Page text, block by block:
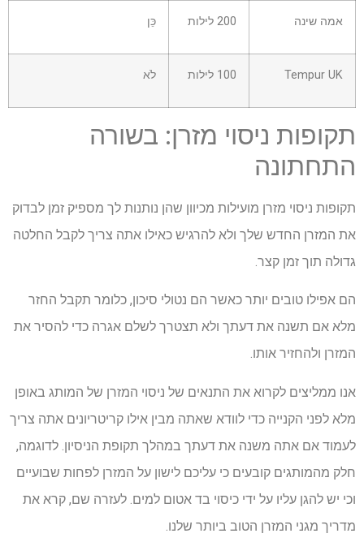
אמה שינה 200 לילות כֵּן
Tempur UK 100 לילות לֹא
תקופות ניסוי מזרן: בשורה
התחתונה
תקופות ניסוי מזרן מועילות מכיוון שהן נותנות לך מספיק זמן לבדוק
את המזרן החדש שלך ולא להרגיש כאילו אתה צריך לקבל החלטה
גדולה תוך זמן קצר.
הם אפילו טובים יותר כאשר הם נטולי סיכון, כלומר תקבל החזר
מלא אם תשנה את דעתך ולא תצטרך לשלם אגרה כדי להסיר את
המזרן ולהחזיר אותו.
אנו ממליצים לקרוא את התנאים של ניסוי המזרן של המותג באופן
מלא לפני הקנייה כדי לוודא שאתה מבין אילו קריטריונים אתה צריך
לעמוד אם אתה משנה את דעתך במהלך תקופת הניסיון. לדוגמה,
חלק מהמותגים קובעים כי עליכם לישון על המזרן לפחות שבועיים
וכי יש להגן עליו על ידי כיסוי בד אטום למים. לעזרה שם, קרא את
מדריך מגני המזרן הטוב ביותר שלנו.